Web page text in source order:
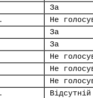
За
Не
За
За
Не
Не
Не
Відсутній